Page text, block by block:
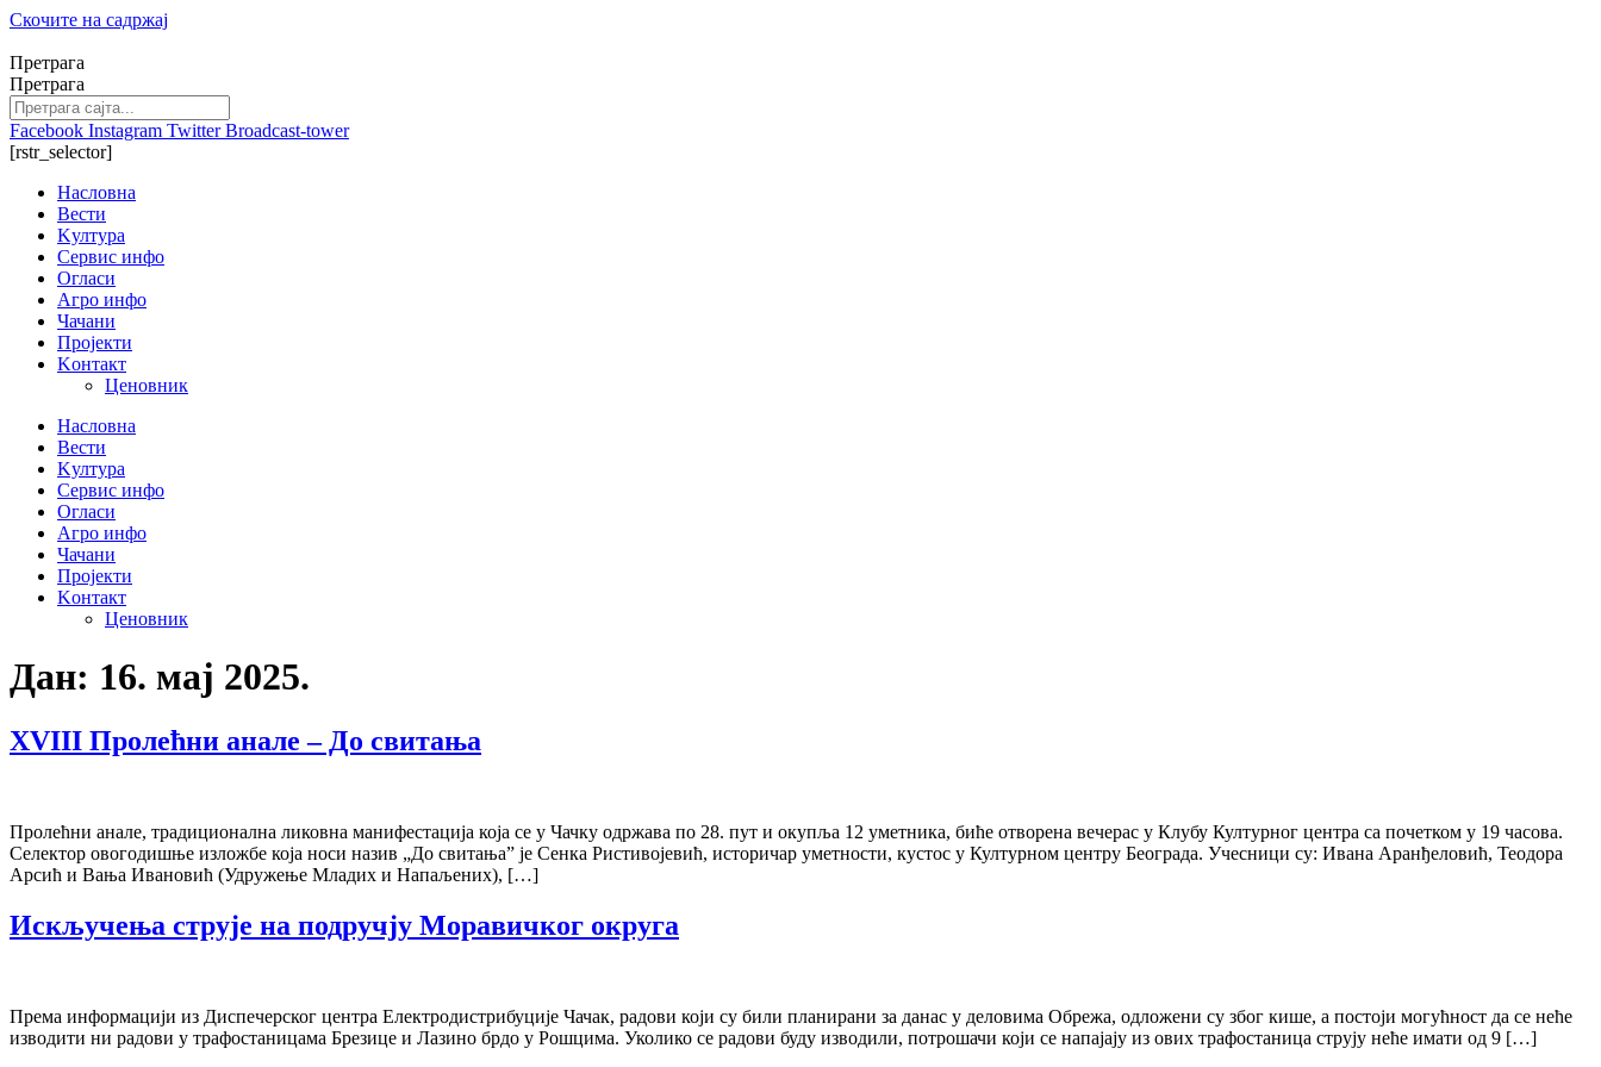
Скочите на садржај
Претрага
Претрага
Facebook Instagram Twitter Broadcast-tower
[rstr_selector]
Насловна
Вести
Kултура
Сервис инфо
Огласи
Агро инфо
Чачани
Пројекти
Kонтакт
Ценовник
Насловна
Вести
Kултура
Сервис инфо
Огласи
Агро инфо
Чачани
Пројекти
Kонтакт
Ценовник
Дан: 16. мај 2025.
XVIII Пролећни анале – До свитања
Пролећни анале, традиционална ликовна манифестација која се у Чачку одржава по 28. пут и окупља 12 уметника, биће отворена вечерас у Клубу Културног центра са почетком у 19 часова.
Селектор овогодишње изложбе која носи назив „До свитања” је Сенка Ристивојевић, историчар уметности, кустос у Културном центру Београда. Учесници су: Ивана Аранђеловић, Теодора
Арсић и Вања Ивановић (Удружење Младих и Напаљених), […]
Искључења струје на подручју Моравичког округа
Према информацији из Диспечерског центра Електродистрибуције Чачак, радови који су били планирани за данас у деловима Обрежа, одложени су због кише, а постоји могућност да се неће
изводити ни радови у трафостаницама Брезице и Лазино брдо у Рошцима. Уколико се радови буду изводили, потрошачи који се напајају из ових трафостаница струју неће имати од 9 […]